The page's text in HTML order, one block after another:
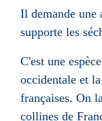
Il demande une
supporte les
C'est une
occidentale et
françaises. On
collines de